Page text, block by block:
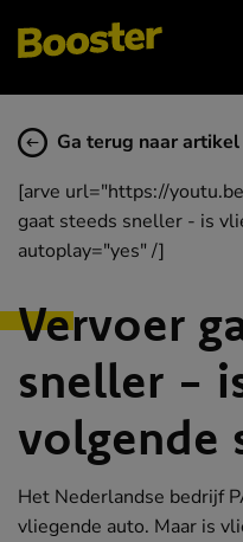
Ga terug naar artikel
[arve url="https://
gaat steeds sneller - is
autoplay="yes" /]
Vervoer
sneller -
volgende
Het Nederlandse bedrijf
vliegende auto. Maar is